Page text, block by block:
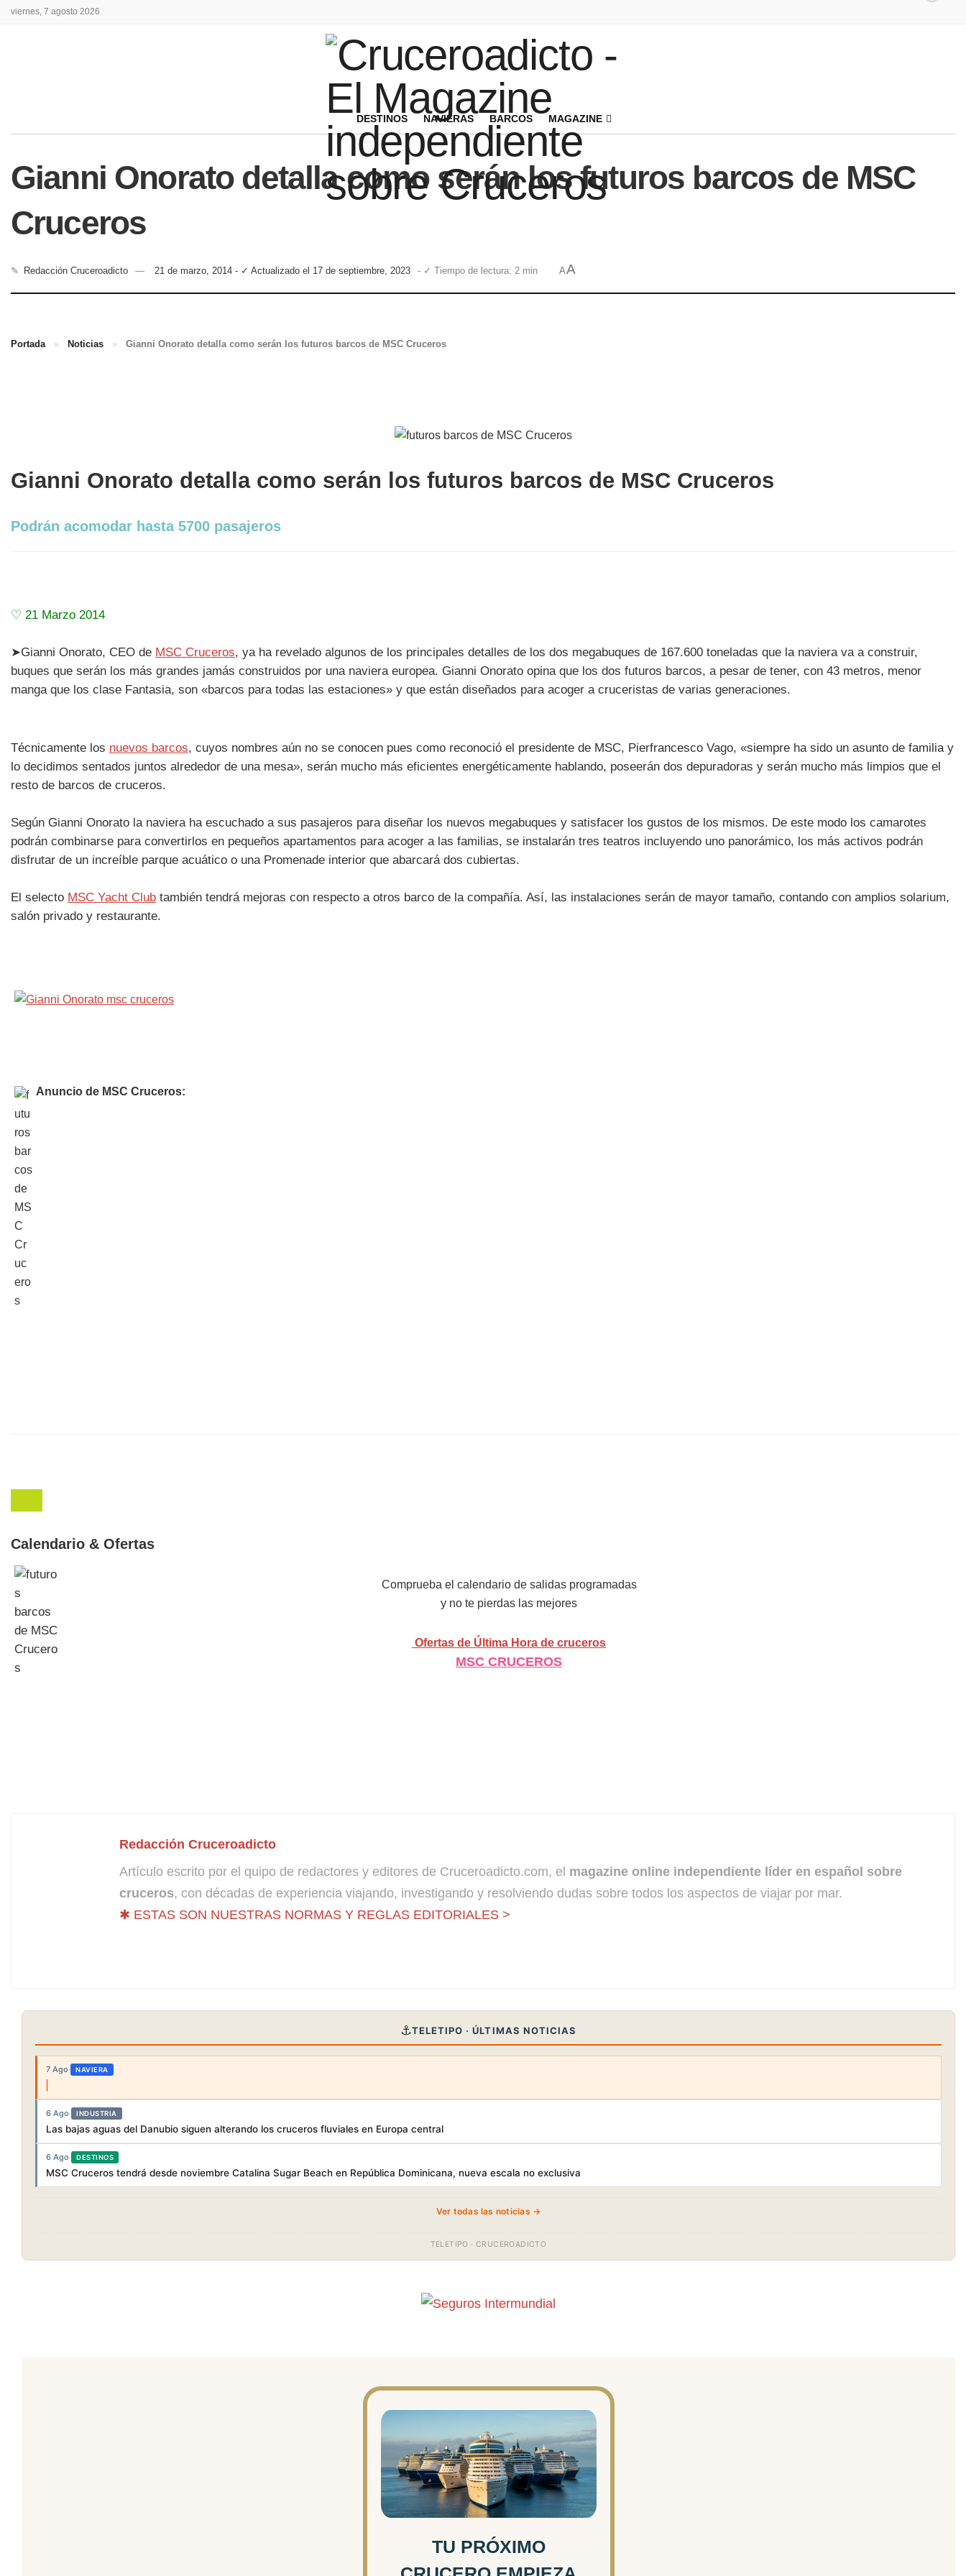
viernes, 7 agosto 2026
DESTINOS NAVIERAS BARCOS MAGAZINE
Gianni Onorato detalla como serán los futuros barcos de MSC
Cruceros
✎ Redacción Cruceroadicto 21 de marzo, 2014 - ✓ Actualizado el 17 de septiembre, 2023 - ✓ Tiempo de lectura: 2 min AA
Portada » Noticias » Gianni Onorato detalla como serán los futuros barcos de MSC Cruceros
Gianni Onorato detalla como serán los futuros barcos de MSC Cruceros
Podrán acomodar hasta 5700 pasajeros
♡ 21 Marzo 2014
➤Gianni Onorato, CEO de MSC Cruceros, ya ha revelado algunos de los principales detalles de los dos megabuques de 167.600 toneladas que la naviera va a construir,
buques que serán los más grandes jamás construidos por una naviera europea. Gianni Onorato opina que los dos futuros barcos, a pesar de tener, con 43 metros, menor
manga que los clase Fantasia, son «barcos para todas las estaciones» y que están diseñados para acoger a cruceristas de varias generaciones.
Técnicamente los nuevos barcos, cuyos nombres aún no se conocen pues como reconoció el presidente de MSC, Pierfrancesco Vago, «siempre ha sido un asunto de familia y
lo decidimos sentados juntos alrededor de una mesa», serán mucho más eficientes energéticamente hablando, poseerán dos depuradoras y serán mucho más limpios que el
resto de barcos de cruceros.
Según Gianni Onorato la naviera ha escuchado a sus pasajeros para diseñar los nuevos megabuques y satisfacer los gustos de los mismos. De este modo los camarotes
podrán combinarse para convertirlos en pequeños apartamentos para acoger a las familias, se instalarán tres teatros incluyendo uno panorámico, los más activos podrán
disfrutar de un increíble parque acuático o una Promenade interior que abarcará dos cubiertas.
El selecto MSC Yacht Club también tendrá mejoras con respecto a otros barco de la compañía. Así, las instalaciones serán de mayor tamaño, contando con amplios solarium,
salón privado y restaurante.
Anuncio de MSC Cruceros:
Calendario & Ofertas
Comprueba el calendario de salidas programadas
y no te pierdas las mejores
Ofertas de Última Hora de cruceros
MSC CRUCEROS
Redacción Cruceroadicto
Artículo escrito por el quipo de redactores y editores de Cruceroadicto.com, el magazine online independiente líder en español sobre
cruceros, con décadas de experiencia viajando, investigando y resolviendo dudas sobre todos los aspectos de viajar por mar.
✱ ESTAS SON NUESTRAS NORMAS Y REGLAS EDITORIALES >
⚓TELETIPO · ÚLTIMAS NOTICIAS
7 Ago· NAVIERA
6 Ago· INDUSTRIA
Las bajas aguas del Danubio siguen alterando los cruceros fluviales en Europa central
6 Ago· DESTINOS
MSC Cruceros tendrá desde noviembre Catalina Sugar Beach en República Dominicana, nueva escala no exclusiva
Ver todas las noticias →
TELETIPO · CRUCEROADICTO